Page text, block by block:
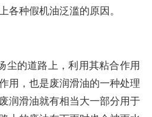
各种假机油泛滥的原因。
尘的道路上，利用其粘合作用
用，也是废润滑油的一种处理
润滑油就有相当大一部分用于